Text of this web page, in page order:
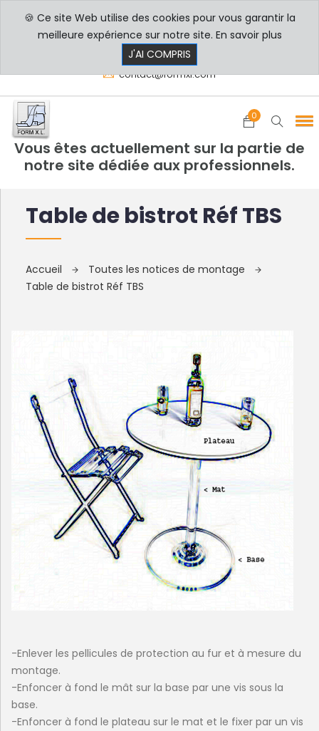
PROFESSIONNELS PARTICULIERS
contact@formxl.com
0
Vous êtes actuellement sur la partie de
notre site dédiée aux professionnels.
Table de bistrot Réf TBS
Accueil
Toutes les notices de montage
Table de bistrot Réf TBS
-Enlever les pellicules de protection au fur et à mesure du
montage.
-Enfoncer à fond le mât sur la base par une vis sous la
base.
-Enfoncer à fond le plateau sur le mat et le fixer par un vis
🍪 Ce site Web utilise des cookies pour vous garantir la
meilleure expérience sur notre site. En savoir plus
J'AI COMPRIS